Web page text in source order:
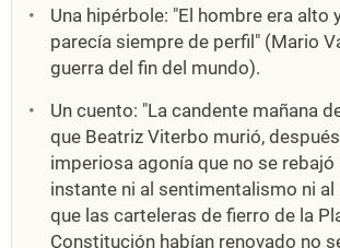
Una hipérbole: "El hombre era alto
parecía siempre de perfil" (Mario
guerra del fin del mundo).
Un cuento: "La candente mañana
que Beatriz Viterbo murió,
imperiosa agonía que no se rebajó
instante ni al sentimentalismo ni al
que las carteleras de fierro de la
Constitución habían renovado no